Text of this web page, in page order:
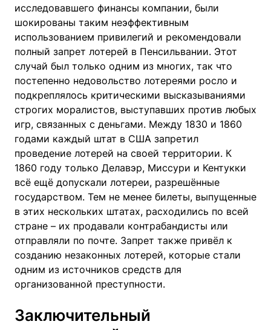
исследовавшего финансы компании, были
шокированы таким неэффективным
использованием привилегий и рекомендовали
полный запрет лотерей в Пенсильвании. Этот
случай был только одним из многих, так что
постепенно недовольство лотереями росло и
подкреплялось критическими высказываниями
строгих моралистов, выступавших против любых
игр, связанных с деньгами. Между 1830 и 1860
годами каждый штат в США запретил
проведение лотерей на своей территории. К
1860 году только Делавэр, Миссури и Кентукки
всё ещё допускали лотереи, разрешённые
государством. Тем не менее билеты, выпущенные
в этих нескольких штатах, расходились по всей
стране – их продавали контрабандисты или
отправляли по почте. Запрет также привёл к
созданию незаконных лотерей, которые стали
одним из источников средств для
организованной преступности.
Заключительный